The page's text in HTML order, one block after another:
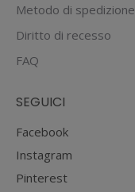
Metodo di spedizione
Diritto di recesso
FAQ
SEGUICI
Facebook
Instagram
Pinterest